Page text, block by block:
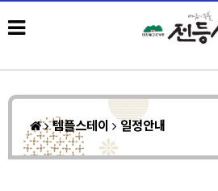
템플스테이 일정안내